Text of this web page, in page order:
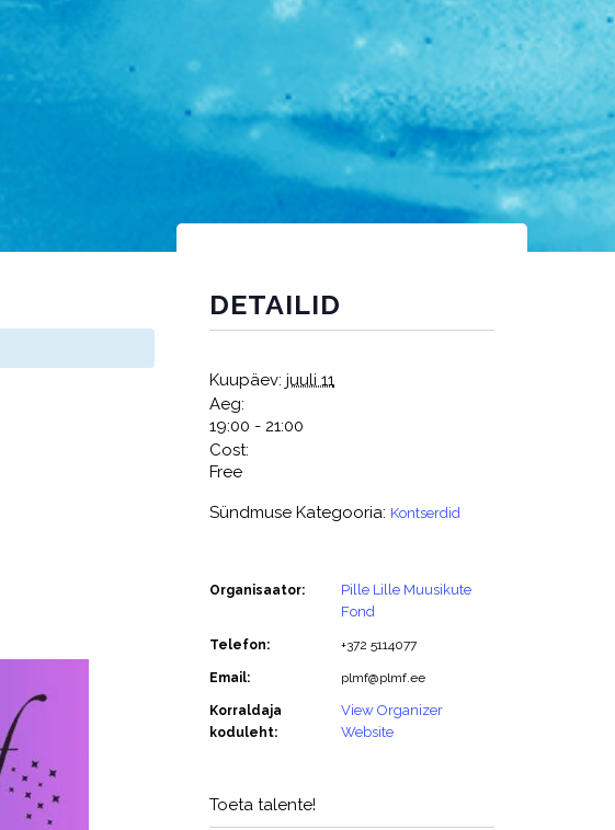
DETAILID
Kuupäev: juuli 11
Aeg:
19:00 - 21:00
Cost:
Free
Sündmuse Kategooria: Kontserdid
Organisaator:
Pille Lille Muusikute
Fond
Telefon: +372 5114077
Email: plmf@plmf.ee
Korraldaja
koduleht:
View Organizer
Website
Toeta talente!